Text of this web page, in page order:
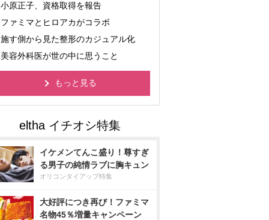
小原正子、資格取得を報告
ファミマとヒロアカがコラボ
施す側から見た整形のカジュアル化
美容外科医が世の中に思うこと
もっと見る
イケメンてんこ盛り！尊すぎ
る男子の純情ラブに胸キュン
オリコンタイアップ特集
大好評につき再び！ファミマ
名物45％増量キャンペーン